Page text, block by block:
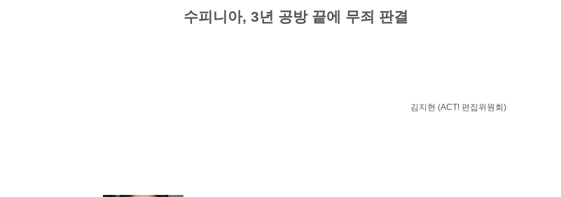
수피니아, 3년 공방 끝에 무죄 판결
김지현 (ACT! 편집위원회)